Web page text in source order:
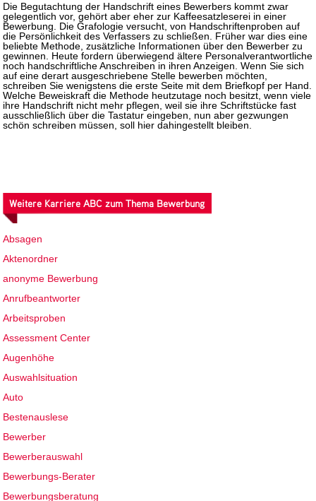
Die Begutachtung der Handschrift eines Bewerbers kommt zwar
gelegentlich vor, gehört aber eher zur Kaffeesatzleserei in einer
Bewerbung. Die Grafologie versucht, von Handschriftenproben auf
die Persönlichkeit des Verfassers zu schließen. Früher war dies eine
beliebte Methode, zusätzliche Informationen über den Bewerber zu
gewinnen. Heute fordern überwiegend ältere Personalverantwortliche
noch handschriftliche Anschreiben in ihren Anzeigen. Wenn Sie sich
auf eine derart ausgeschriebene Stelle bewerben möchten,
schreiben Sie wenigstens die erste Seite mit dem Briefkopf per Hand.
Welche Beweiskraft die Methode heutzutage noch besitzt, wenn viele
ihre Handschrift nicht mehr pflegen, weil sie ihre Schriftstücke fast
ausschließlich über die Tastatur eingeben, nun aber gezwungen
schön schreiben müssen, soll hier dahingestellt bleiben.
Weitere Karriere ABC zum Thema Bewerbung
Absagen
Aktenordner
anonyme Bewerbung
Anrufbeantworter
Arbeitsproben
Assessment Center
Augenhöhe
Auswahlsituation
Auto
Bestenauslese
Bewerber
Bewerberauswahl
Bewerbungs-Berater
Bewerbungsberatung